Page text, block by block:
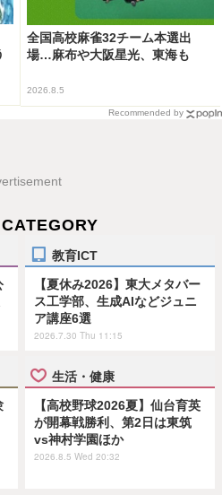
全国高校麻雀32チーム本選出
場…麻布や大阪星光、東海も
2026.8.5
Recommended by
教育ICT
【夏休み2026】東大メタバー
ス工学部、生成AIなどジュニ
ア講座6選
2026.7.30 Thu 11:15
生活・健康
【高校野球2026夏】仙台育英
が開幕戦勝利、第2日は東筑
vs神村学園ほか
2026.8.5 Wed 20:32